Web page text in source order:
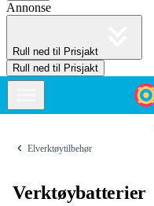
Annonse
Rull ned til Prisjakt
Rull ned til Prisjakt
Elverktøytilbehør
Verktøybatterier